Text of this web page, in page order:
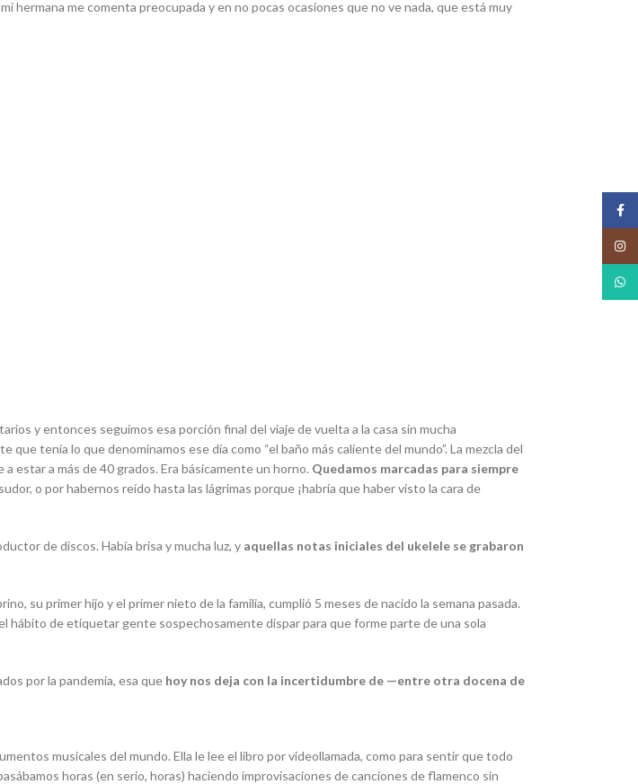
hermana me comenta preocupada y en no pocas ocasiones que no ve nada, que está muy
y entonces seguimos esa porción final del viaje de vuelta a la casa sin mucha
tenía lo que denominamos ese día como “el baño más caliente del mundo”. La mezcla del
estar a más de 40 grados. Era básicamente un horno. Quedamos marcadas para siempre
o por habernos reído hasta las lágrimas porque ¡habría que haber visto la cara de
de discos. Había brisa y mucha luz, y aquellas notas iniciales del ukelele se grabaron
su primer hijo y el primer nieto de la familia, cumplió 5 meses de nacido la semana pasada.
hábito de etiquetar gente sospechosamente dispar para que forme parte de una sola
por la pandemia, esa que hoy nos deja con la incertidumbre de —entre otra docena de
musicales del mundo. Ella le lee el libro por videollamada, como para sentir que todo
horas (en serio, horas) haciendo improvisaciones de canciones de flamenco sin